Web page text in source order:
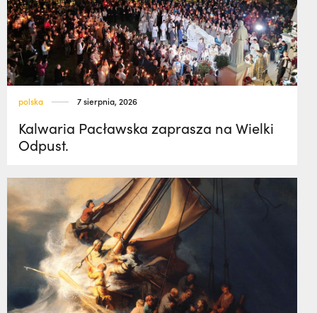
polska 7 sierpnia, 2026
Kalwaria Pacławska zaprasza na Wielki
Odpust.